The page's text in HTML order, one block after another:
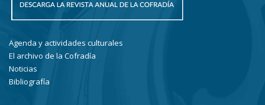
Agenda y actividades culturales
El archivo de la Cofradía
Noticias
Bibliografía